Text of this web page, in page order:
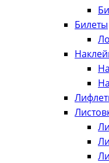
Билеты